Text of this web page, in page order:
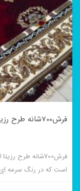
فرش700شانه طرح رزیتا لاکی
فرش700شانه
است که در رنگ سرمه ای